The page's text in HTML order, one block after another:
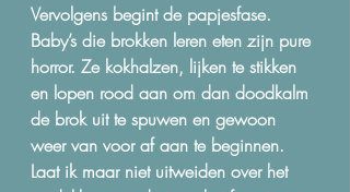
Vervolgens begint de papjesfase.
Baby’s die brokken leren eten zijn pure
horror. Ze kokhalzen, lijken te stikken
en lopen rood aan om dan doodkalm
de brok uit te spuwen en gewoon
weer van voor af aan te beginnen.
Laat ik maar niet uitweiden over het